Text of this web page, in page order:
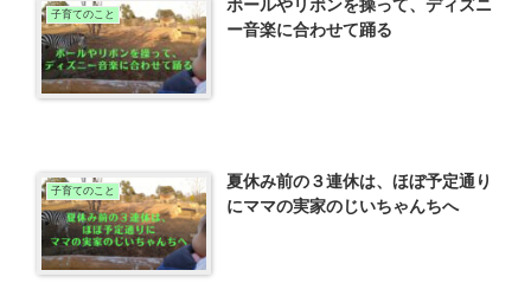
子育てのこと
ボールやリボンを操って、ディズニ
ー音楽に合わせて踊る
子育てのこと
夏休み前の３連休は、ほぼ予定通り
にママの実家のじいちゃんちへ